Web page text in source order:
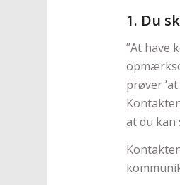
1. Du
”At have
prøver
at du kan